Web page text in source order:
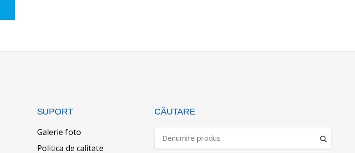
SUPORT
Galerie foto
Politica de calitate
CĂUTARE